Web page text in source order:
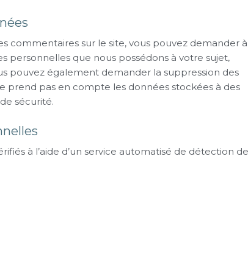
commentaires sur le site, vous pouvez demander à
personnelles que nous possédons à votre sujet,
pouvez également demander la suppression des
prend pas en compte les données stockées à des
sécurité.
à l’aide d’un service automatisé de détection